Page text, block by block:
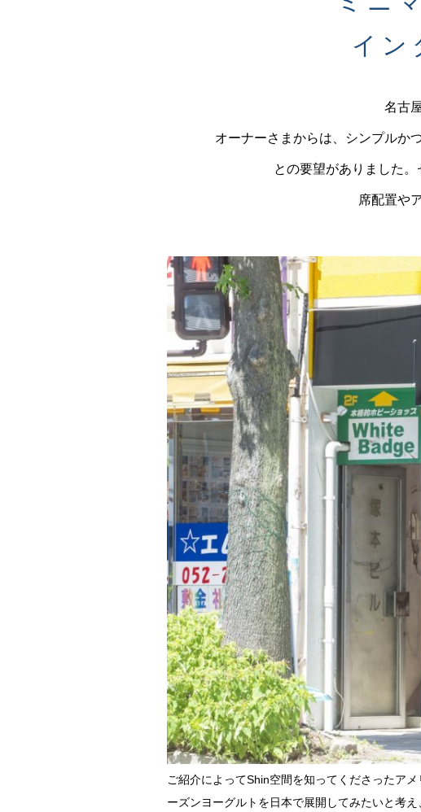
イン
名古
オーナーさまからは、シンプルか
との要望がありました
席配置や
ご紹介によってShin空間を知ってくださったア
ーズンヨーグルトを日本で展開してみたいと考